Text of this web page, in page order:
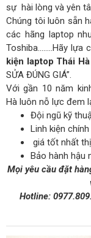
sự hài lòng và yên
Chúng tôi luôn sẵn
các hãng laptop
Toshiba……..Hãy lựa
kiện laptop Thái Hà
SỬA ĐÚNG GIÁ”.
Với gần 10 năm
Hà luôn nỗ lực đem
Đội ngũ kỹ
Linh kiện chính
giá tốt nhất
Bảo hành hậu
Mọi yêu cầu đặt
Hotline: